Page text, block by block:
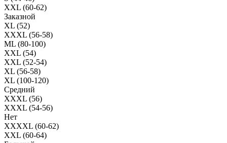
XXL (60-62)
Заказной
XL (52)
XXXL (56-58)
ML (80-100)
XXL (54)
XXL (52-54)
XL (56-58)
XL (100-120)
Средний
XXXL (56)
XXXL (54-56)
Нет
XXXXL (60-62)
XXL (60-64)